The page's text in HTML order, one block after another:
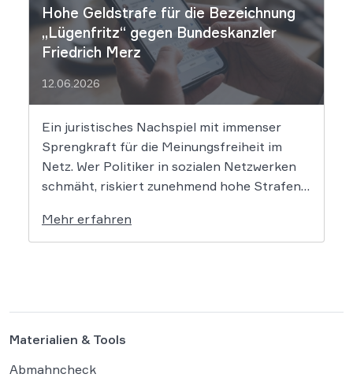
Hohe Geldstrafe für die Bezeichnung
„Lügenfritz“ gegen Bundeskanzler
Friedrich Merz
12.06.2026
Ein juristisches Nachspiel mit immenser
Sprengkraft für die Meinungsfreiheit im
Netz. Wer Politiker in sozialen Netzwerken
schmäht, riskiert zunehmend hohe Strafen.
einen Facebook-Nutzer eine empfindliche
Geldstrafe verhängt, weil dieser den
Mehr erfahren
Materialien & Tools
Abmahncheck